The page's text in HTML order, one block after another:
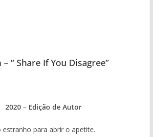
“ Share If You Disagree”
2020 – Edição de Autor
estranho para abrir o apetite.